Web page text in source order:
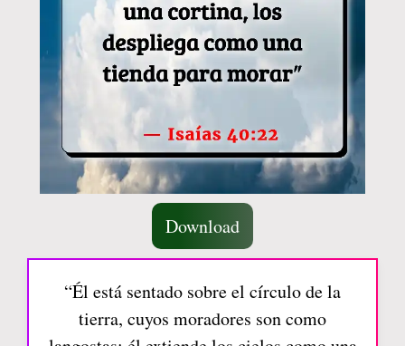
Download
“Él está sentado sobre el círculo de la
tierra, cuyos moradores son como